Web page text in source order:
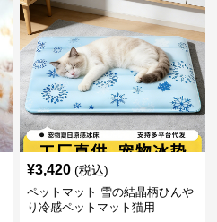
¥3,420 (税込)
ペットマット 雪の結晶柄ひんや
り冷感ペットマット猫用